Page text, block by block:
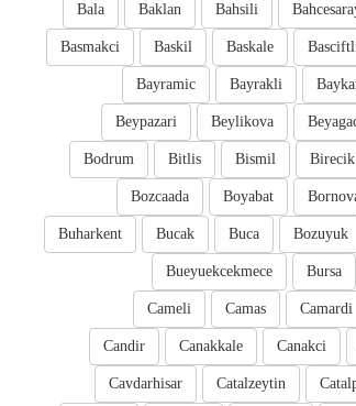
Bahsili
Baklan
Bala
Baskale
Baskil
Basmakci
Bayrakli
Bayramic
Beylikova
Beypazari
Birecik
Bismil
Bitlis
Bodrum
Boyabat
Bozcaada
Bozuyuk
Buca
Bucak
Buharkent
Bursa
Bueyuekcekmece
Camardi
Camas
Cameli
Canakci
Canakkale
Candir
Catalzeytin
Cavdarhisar